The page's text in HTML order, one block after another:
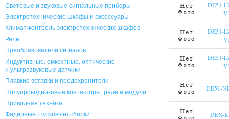
Световые и звуковые сигнальные приборы
Электротехнические шкафы и аксессуары
Климат-контроль электротехнических шкафов
Реле
Преобразователи сигналов
Индуктивные, емкостные, оптические
и ультразвуковые датчики
Плавкие вставки и предохранители
Полупроводниковые контакторы, реле и модули
Приводная техника
Фидерные (пусковые) сборки
DE51-
DE51-
DE51-
DE51-
DEX-